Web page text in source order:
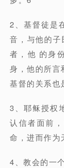
2、基督徒是
音，与他的
者，他 的身
身，他的所言
基督的关系也
3、耶稣授权
认信者面前
命，进而作为
4、教会的一